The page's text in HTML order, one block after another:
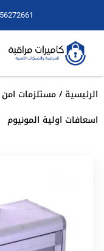
الرئيسية/مستلزمات
اسعافات اولية المونيوم